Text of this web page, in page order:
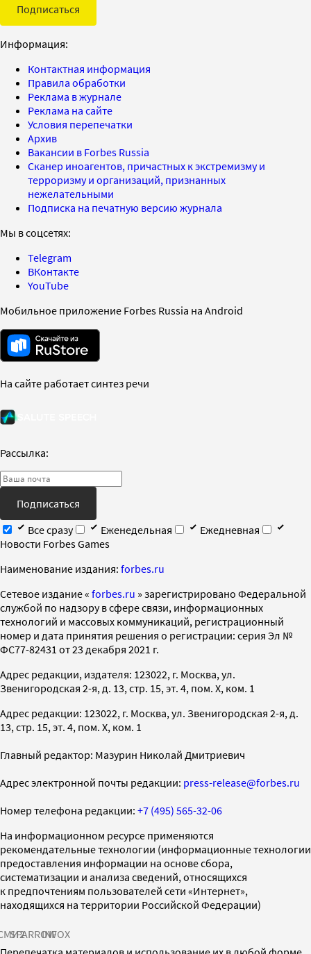
Подписаться
Информация:
Контактная информация
Правила обработки
Реклама в журнале
Реклама на сайте
Условия перепечатки
Архив
Вакансии в Forbes Russia
Сканер иноагентов, причастных к экстремизму и
терроризму и организаций, признанных
нежелательными
Подписка на печатную версию журнала
Мы в соцсетях:
Telegram
ВКонтакте
YouTube
Мобильное приложение Forbes Russia на Android
На сайте работает синтез речи
Рассылка:
Подписаться
Все сразу
Еженедельная
Ежедневная
Новости Forbes Games
Наименование издания: forbes.ru
Cетевое издание « forbes.ru » зарегистрировано Федеральной
службой по надзору в сфере связи, информационных
технологий и массовых коммуникаций, регистрационный
номер и дата принятия решения о регистрации: серия Эл №
ФС77-82431 от 23 декабря 2021 г.
Адрес редакции, издателя: 123022, г. Москва, ул.
Звенигородская 2-я, д. 13, стр. 15, эт. 4, пом. X, ком. 1
Адрес редакции: 123022, г. Москва, ул. Звенигородская 2-я, д.
13, стр. 15, эт. 4, пом. X, ком. 1
Главный редактор: Мазурин Николай Дмитриевич
Адрес электронной почты редакции: press-release@forbes.ru
Номер телефона редакции: +7 (495) 565-32-06
На информационном ресурсе применяются
рекомендательные технологии (информационные технологии
предоставления информации на основе сбора,
систематизации и анализа сведений, относящихся
к предпочтениям пользователей сети «Интернет»,
находящихся на территории Российской Федерации)
SPARROWINFOX